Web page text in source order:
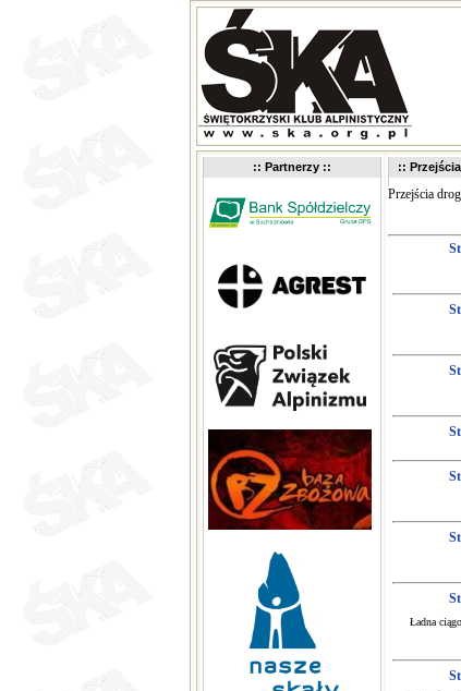
:: Partnerzy :: ::
Przejścia
Ładna